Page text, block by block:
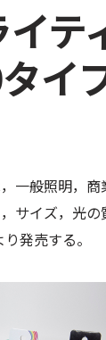
テ
イ
一般照明，
サイズ，光
発売する。